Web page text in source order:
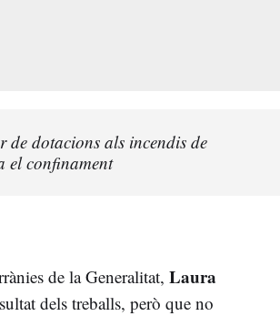
de dotacions als incendis de
el confinament
de la Generalitat, Laura
dels treballs, però que no